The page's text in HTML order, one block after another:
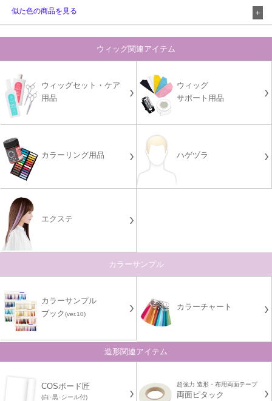
似た色の商品を見る
ウィッグ関連アイテム
ウィッグセット・ケア
用品
ウィッグ
サポート用品
カラーリング用品 ハゲヅラ
エクステ
カラーサンプル
カラーサンプル
ブック(ver.10)
カラーチャート
造形関連アイテム
COSボード匠
(白･黒･シール付)
超強力 造形・布用両面テープ
両面ピタック